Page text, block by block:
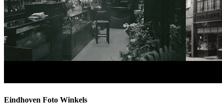
Eindhoven Foto Winkels